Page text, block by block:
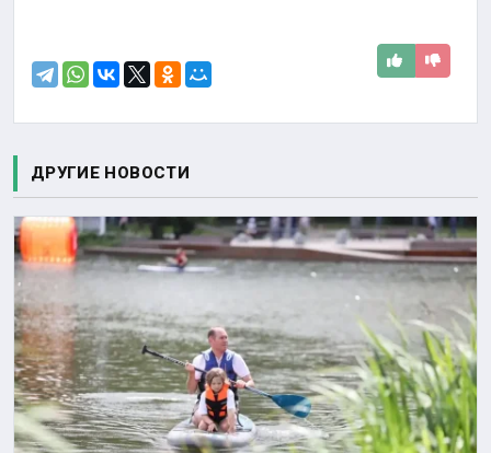
ДРУГИЕ НОВОСТИ